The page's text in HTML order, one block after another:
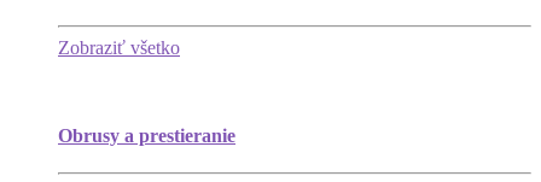
Zobraziť všetko
Obrusy a prestieranie